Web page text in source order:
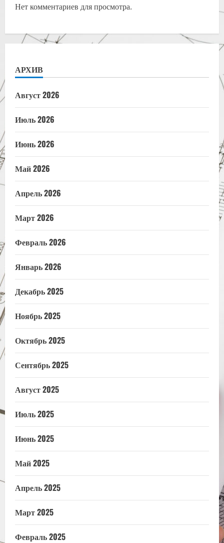
Нет комментариев для просмотра.
АРХИВ
Август 2026
Июль 2026
Июнь 2026
Май 2026
Апрель 2026
Март 2026
Февраль 2026
Январь 2026
Декабрь 2025
Ноябрь 2025
Октябрь 2025
Сентябрь 2025
Август 2025
Июль 2025
Июнь 2025
Май 2025
Апрель 2025
Март 2025
Февраль 2025